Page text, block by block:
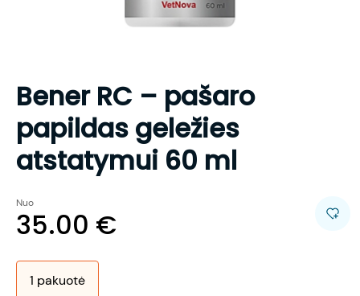
Bener RC – pašaro
papildas geležies
atstatymui 60 ml
Nuo
35.00 €
1 pakuotė